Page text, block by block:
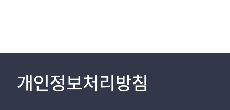
개인정보처리방침